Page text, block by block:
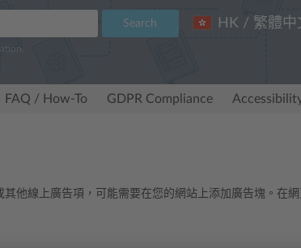
Search HK / 繁體中
FAQ / How-To GDPR Compliance
他線上廣告項，可能需要在您的網站上添加廣告塊。在